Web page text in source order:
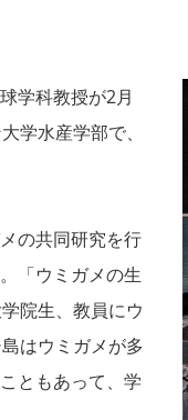
学科教授が2月
学水産学部で、
の共同研究を行
「ウミガメの生
院生、教員にウ
はウミガメが多
ともあって、学